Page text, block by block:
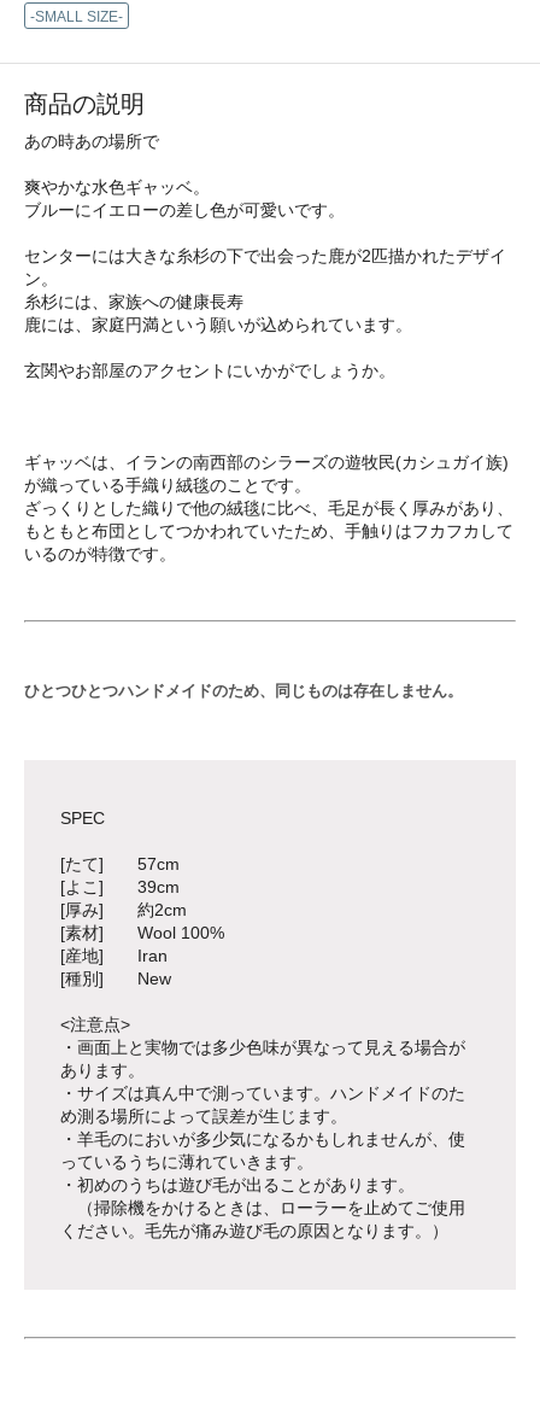
-SMALL SIZE-
商品の説明
あの時あの場所で
爽やかな水色ギャッベ。
ブルーにイエローの差し色が可愛いです。
センターには大きな糸杉の下で出会った鹿が2匹描かれたデザイ
ン。
糸杉には、家族への健康長寿
鹿には、家庭円満という願いが込められています。
玄関やお部屋のアクセントにいかがでしょうか。
ギャッベは、イランの南西部のシラーズの遊牧民(カシュガイ族)
が織っている手織り絨毯のことです。
ざっくりとした織りで他の絨毯に比べ、毛足が長く厚みがあり、
もともと布団としてつかわれていたため、手触りはフカフカして
いるのが特徴です。
ひとつひとつハンドメイドのため、同じものは存在しません。
SPEC
[たて] 57cm
[よこ] 39cm
[厚み] 約2cm
[素材] Wool 100%
[産地] Iran
[種別] New
<注意点>
・画面上と実物では多少色味が異なって見える場合が
あります。
・サイズは真ん中で測っています。ハンドメイドのた
め測る場所によって誤差が生じます。
・羊毛のにおいが多少気になるかもしれませんが、使
っているうちに薄れていきます。
・初めのうちは遊び毛が出ることがあります。
（掃除機をかけるときは、ローラーを止めてご使用
ください。毛先が痛み遊び毛の原因となります。）